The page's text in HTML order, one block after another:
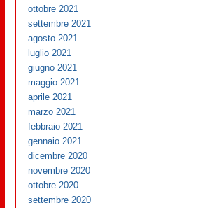
ottobre 2021
settembre 2021
agosto 2021
luglio 2021
giugno 2021
maggio 2021
aprile 2021
marzo 2021
febbraio 2021
gennaio 2021
dicembre 2020
novembre 2020
ottobre 2020
settembre 2020